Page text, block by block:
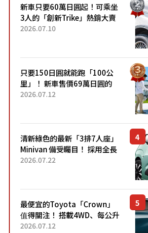
新車只要60萬日圓起！可乘坐
3人的「創新Trike」熱銷大賣
成為人氣車款！「養車成本真
2026.07.10
只要150日圓就能跑「100公
里」！ 新車售價69萬日圓的
「3人座」Trike大受歡迎！ 順
2026.07.12
清新綠色的最新「3排7人座」
Minivan 備受矚目！ 採用全長
4.7公尺剛剛好的車身尺寸與
2026.07.22
最便宜的Toyota「Crown」
值得關注！ 搭載4WD、每公升
22.4公里低油耗表現超亮眼！
2026.07.12